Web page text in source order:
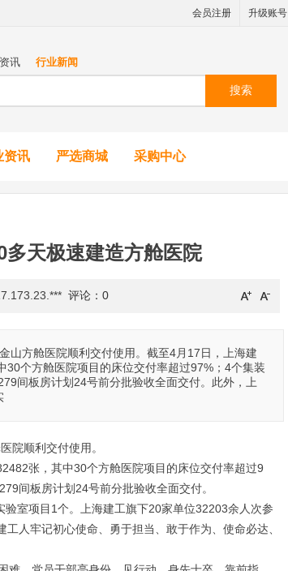
会员注册 升级账号
讯 行业新闻
搜索
资讯 严选商城 采购中心
天极速建造方舱医院
评论：0
山方舱医院顺利交付使用。截至4月17日，上海建
个方舱医院项目的床位交付率超过97%；4个集装
间板房计划24号前分批验收全面交付。此外，上
院顺利交付使用。
张，其中30个方舱医院项目的床位交付率超过9
间板房计划24号前分批验收全面交付。
室项目1个。上海建工旗下20家单位32203余人次参
人牢记初心使命、勇于担当、敢于作为、使命必达、